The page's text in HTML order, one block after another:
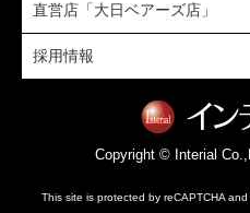
直営店「大日ベアーズ店」
採用情報
Copyright © Interial
This site is protected by reCAPTCHA